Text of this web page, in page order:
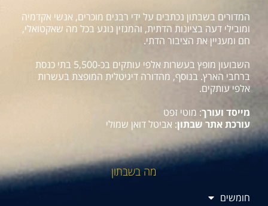
המדורים בשבתון נכתבים על ידי רבנים מוכרים, אנשי אקדמיה
ומובילי דעה בציונות הדתית, והמגזין נוגע בכל מה שאקטואלי,
חם ומעניין את הציבור הדתי.
השבועון מופץ בעשרות אלפי עותקים בכ-5,500 בתי כנסת
ברחבי הארץ. בנוסף, מהדורה דיגיטלית המופצת בעשרות
אלפי עותקים.
מייסד ועורך: מוטי זפט
עורכת אתר שבתון: אביטל דואן שמולי
מה בשבתון
חומשים